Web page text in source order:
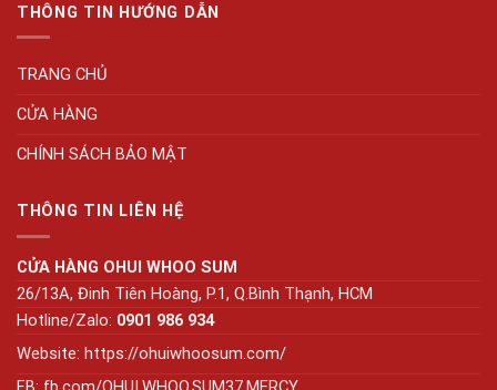
THÔNG TIN HƯỚNG DẪN
TRANG CHỦ
CỬA HÀNG
CHÍNH SÁCH BẢO MẬT
THÔNG TIN LIÊN HỆ
CỬA HÀNG OHUI WHOO SUM
26/13A, Đinh Tiên Hoàng, P.1, Q.Bình Thạnh, HCM
Hotline/Zalo: 0901 986 934
Website: https://ohuiwhoosum.com/